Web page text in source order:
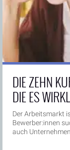
DIE ZEHN
DIE ES
Der Arbeitsmarkt
Bewerber:innen
auch